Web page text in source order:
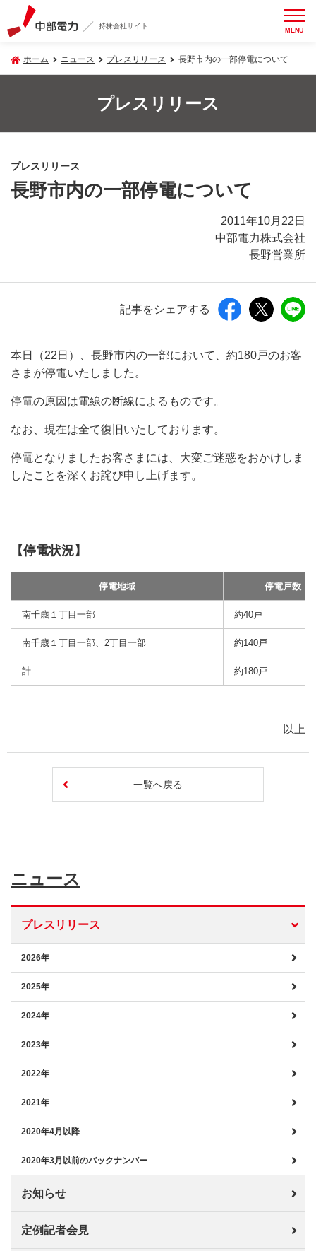
持株会社サイト MENU
ホーム ニュース プレスリリース 長野市内の一部停電について
プレスリリース
プレスリリース
長野市内の一部停電について
2011年10月22日
中部電力株式会社
長野営業所
記事をシェアする
本日（22日）、長野市内の一部において、約180戸のお客
さまが停電いたしました。
停電の原因は電線の断線によるものです。
なお、現在は全て復旧いたしております。
停電となりましたお客さまには、大変ご迷惑をおかけしま
したことを深くお詫び申し上げます。
【停電状況】
停電地域 停電戸数
南千歳１丁目一部 約40戸
南千歳１丁目一部、2丁目一部 約140戸
計 約180戸
以上
一覧へ戻る
ニュース
プレスリリース
2026年
2025年
2024年
2023年
2022年
2021年
2020年4月以降
2020年3月以前のバックナンバー
お知らせ
定例記者会見